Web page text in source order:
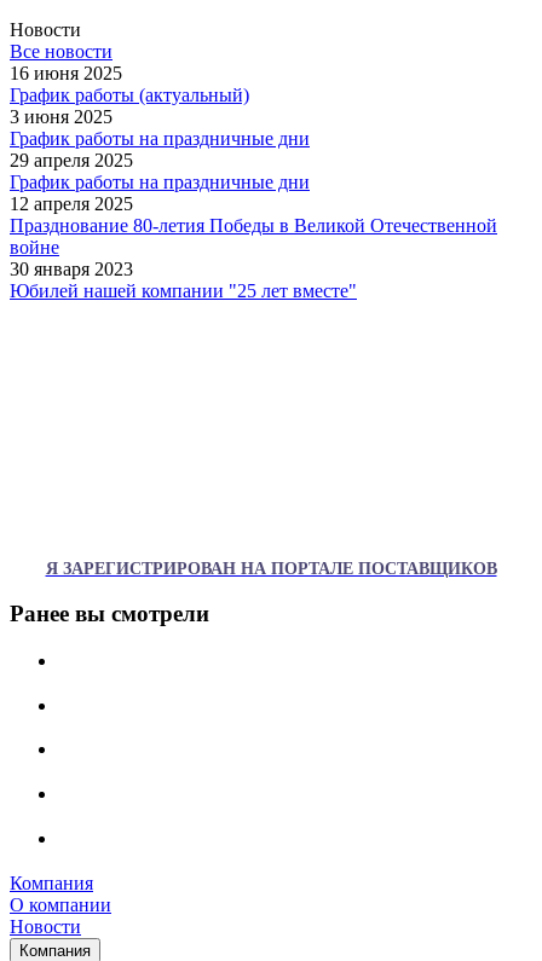
Новости
Все новости
16 июня 2025
График работы (актуальный)
3 июня 2025
График работы на праздничные дни
29 апреля 2025
График работы на праздничные дни
12 апреля 2025
Празднование 80-летия Победы в Великой Отечественной
войне
30 января 2023
Юбилей нашей компании "25 лет вместе"
Я ЗАРЕГИСТРИРОВАН НА ПОРТАЛЕ ПОСТАВЩИКОВ
Ранее вы смотрели
Компания
О компании
Новости
Компания